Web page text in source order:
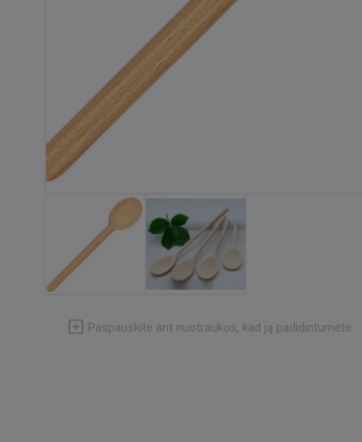
Paspauskite ant nuotraukos, kad ją padidintumėte